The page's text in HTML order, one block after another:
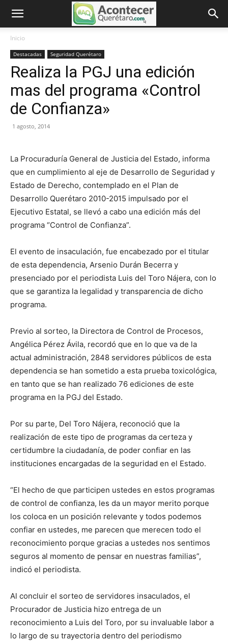
Inicio
Destacadas Seguridad Querétaro
Realiza la PGJ una edición
mas del programa «Control
de Confianza»
1 agosto, 2014
La Procuraduría General de Justicia del Estado, informa
que en cumplimiento al eje de Desarrollo de Seguridad y
Estado de Derecho, contemplado en el Plan de
Desarrollo Querétaro 2010-2015 impulsado por el
Ejecutivo Estatal, se llevó a cabo una edición más del
programa “Control de Confianza”.
El evento de insaculación, fue encabezado por el titular
de esta dependencia, Arsenio Durán Becerra y
presenciado por el periodista Luis del Toro Nájera, con lo
que se garantiza la legalidad y transparencia de dicho
programa.
Previo al sorteo, la Directora de Control de Procesos,
Angélica Pérez Ávila, recordó que en lo que va de la
actual administración, 2848 servidores públicos de esta
dependencia se han sometido a esta prueba toxicológica,
en tanto que se han realizado 76 ediciones de este
programa en la PGJ del Estado.
Por su parte, Del Toro Nájera, reconoció que la
realización de este tipo de programas da certeza y
certidumbre la ciudadanía, de poder confiar en las
instituciones encargadas de la seguridad en el Estado.
“El hecho de que participen ustedes en estos programas
de control de confianza, les da un mayor merito porque
los coloca en un posición relevante y todos podemos
confiar en ustedes, me parecen que merecen todo el
reconocimiento porque gracias a ustedes nos sentimos
seguros al momento de pensar en nuestras familias”,
indicó el periodista.
Al concluir el sorteo de servidores insaculados, el
Procurador de Justicia hizo entrega de un
reconocimiento a Luis del Toro, por su invaluable labor a
lo largo de su trayectoria dentro del periodismo